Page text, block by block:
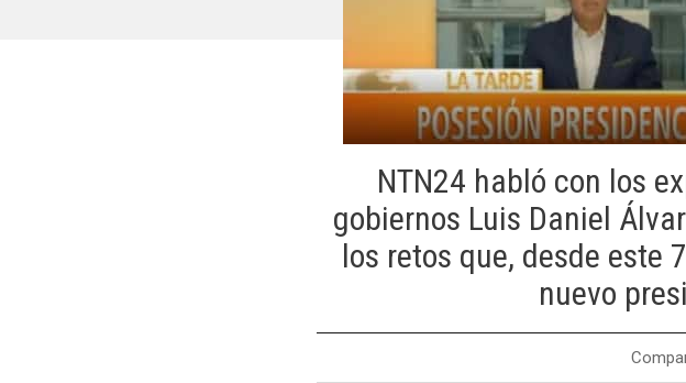
NTN24 habló con los
gobiernos Luis Daniel
los retos que, desde este
nuevo